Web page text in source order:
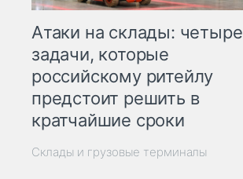
Атаки на склады: четыре
задачи, которые
российскому ритейлу
предстоит решить в
кратчайшие сроки
Склады и грузовые терминалы